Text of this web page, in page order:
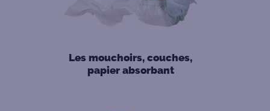
Les mouchoirs, couches,
papier absorbant